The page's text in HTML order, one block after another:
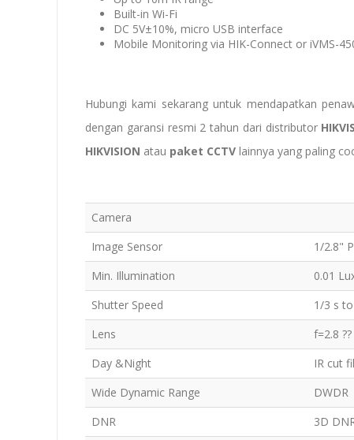
Built-in Wi-Fi
DC 5V±10%, micro USB interface
Mobile Monitoring via HIK-Connect or iVMS-
Hubungi kami sekarang untuk mendapatkan
dengan garansi resmi 2 tahun dari distributor
HIKVISION atau paket CCTV lainnya yang paling
Camera
Image Sensor
1/2.8"
Min. Illumination
0.01
Shutter Speed
1/3 s
Lens
f=2.8 ??
Day &Night
IR cut
Wide Dynamic Range
DWDR
DNR
3D